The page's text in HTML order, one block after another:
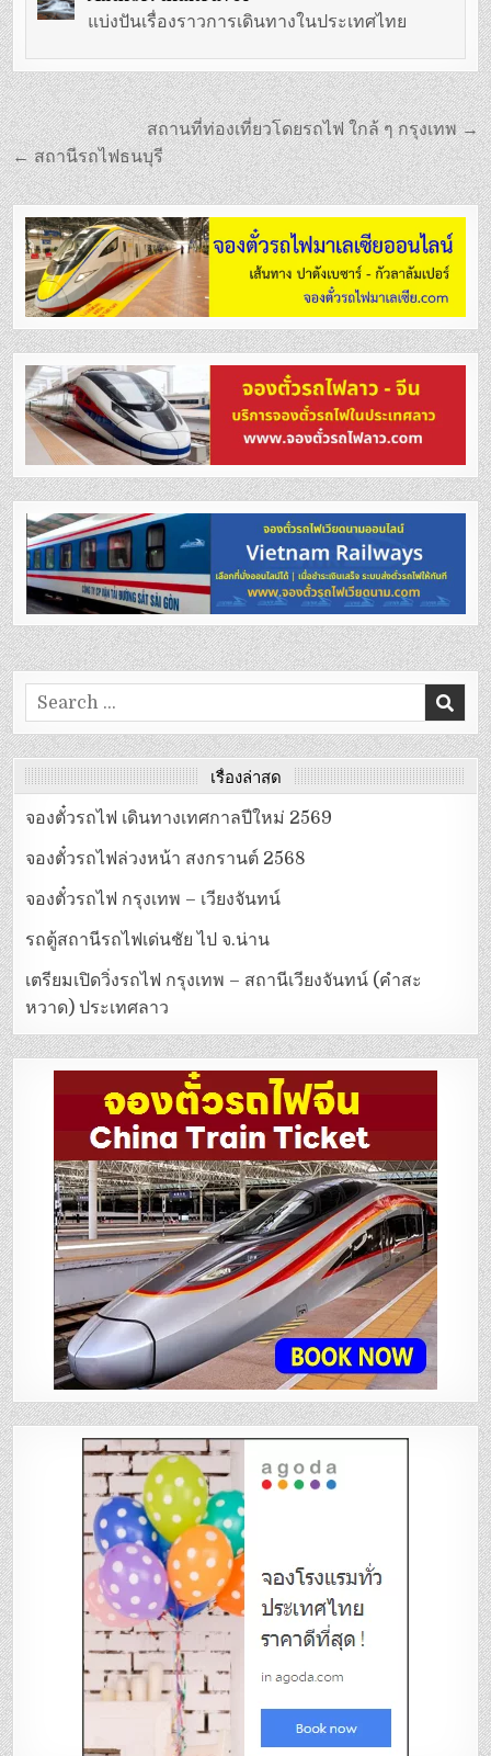
แบ่งปันเรื่องราวการเดินทางในประเทศไทย
แนะแนว
เรื่อง
สถานที่ท่องเที่ยวโดยรถไฟ ใกล้ ๆ กรุงเทพ →
← สถานีรถไฟธนบุรี
Search
for:
เรื่องล่าสุด
จองตั๋วรถไฟ เดินทางเทศกาลปีใหม่ 2569
จองตั๋วรถไฟล่วงหน้า สงกรานต์ 2568
จองตั๋วรถไฟ กรุงเทพ – เวียงจันทน์
รถตู้สถานีรถไฟเด่นชัย ไป จ.น่าน
เตรียมเปิดวิ่งรถไฟ กรุงเทพ – สถานีเวียงจันทน์ (คำสะ
หวาด) ประเทศลาว